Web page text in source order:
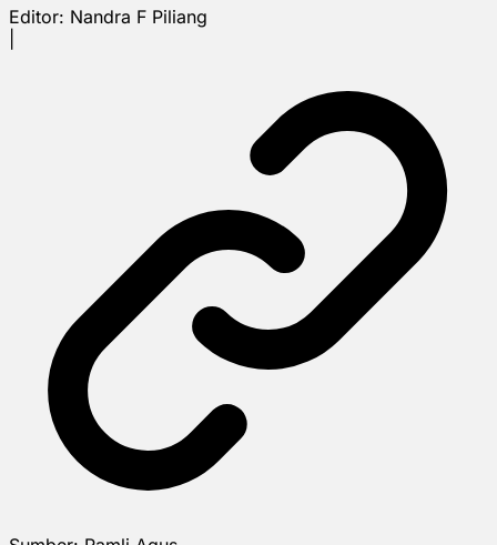
Editor: Nandra F Piliang